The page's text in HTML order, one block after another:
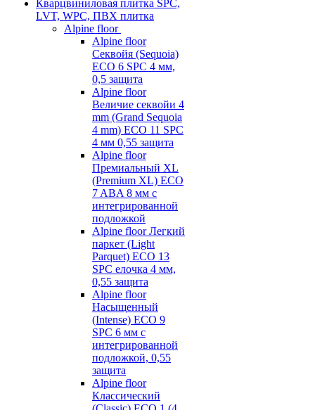
Кварцвиниловая плитка SPC,
LVT, WPC, ПВХ плитка
Alpine floor
Alpine floor
Секвойя (Sequoia)
ECO 6 SPC 4 мм,
0,5 защита
Alpine floor
Величие секвойи 4
mm (Grand Sequoia
4 mm) ECO 11 SPC
4 мм 0,55 защита
Alpine floor
Премиальный XL
(Premium XL) ECO
7 ABA 8 мм с
интегрированной
подложкой
Alpine floor Легкий
паркет (Light
Parquet) ECO 13
SPC елочка 4 мм,
0,55 защита
Alpine floor
Насыщенный
(Intense) ECO 9
SPC 6 мм с
интегрированной
подложкой, 0,55
защита
Alpine floor
Классический